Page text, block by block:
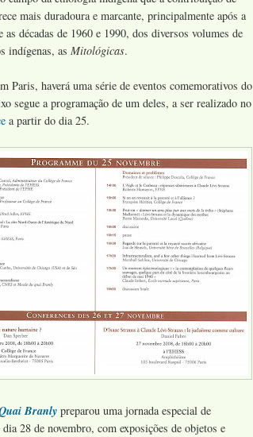
mais duradoura e marcante, principalmente após a
as décadas de 1960 e 1990, dos diversos volumes de
indígenas, as Mitológicas.
Paris, haverá uma série de eventos comemorativos do
segue a programação de um deles, a ser realizado no
a partir do dia 25.
Branly preparou uma jornada especial de
28 de novembro, com exposições de objetos e